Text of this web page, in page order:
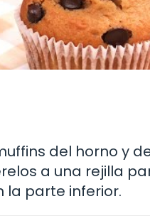
del horno y
a una rejilla
la parte inferior.